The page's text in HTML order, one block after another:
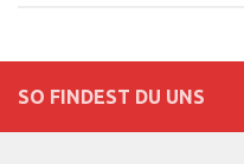
SO FINDEST DU UNS